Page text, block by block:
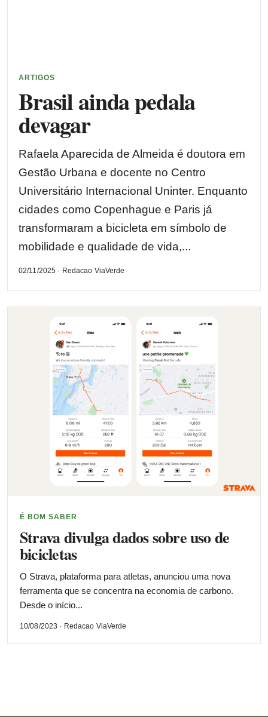
ARTIGOS
Brasil ainda pedala
devagar
Rafaela Aparecida de Almeida é doutora em
Gestão Urbana e docente no Centro
Universitário Internacional Uninter. Enquanto
cidades como Copenhague e Paris já
transformaram a bicicleta em símbolo de
mobilidade e qualidade de vida,...
02/11/2025 · Redacao ViaVerde
É BOM SABER
Strava divulga dados sobre uso de
bicicletas
O Strava, plataforma para atletas, anunciou uma nova
ferramenta que se concentra na economia de carbono.
Desde o início...
10/08/2023 · Redacao ViaVerde